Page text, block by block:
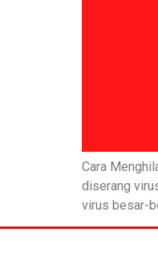
Cara
diserang
virus besar-